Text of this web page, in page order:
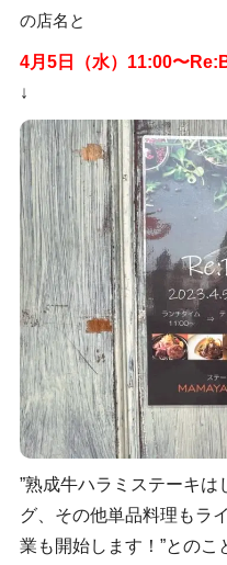
の店名と
4月5日（水）11:00〜
↓
”熟成牛ハラミステーキ
グ、その他単品料理もラ
業も開始します！”とのこ